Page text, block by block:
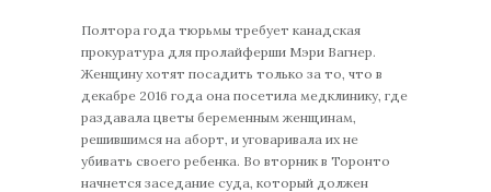
Полтора года тюрьмы требует канадская
прокуратура для пролайферши Мэри Вагнер.
Женщину хотят посадить только за то, что в
декабре 2016 года она посетила медклинику, где
раздавала цветы беременным женщинам,
решившимся на аборт, и уговаривала их не
убивать своего ребенка. Во вторник в Торонто
начнется заседание суда, который должен